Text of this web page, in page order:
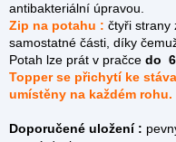
antibakteriální úpravou.
Zip na potahu : čtyři strany
samostatné části, díky
Potah lze prát v pračce do
Topper se přichytí ke
umístěny na každém rohu.
Doporučené uložení :